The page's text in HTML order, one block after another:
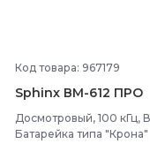
Код товара: 967179
Sphinx ВМ-612 ПРО
Досмотровый, 100 кГц,
Батарейка типа "Крона"